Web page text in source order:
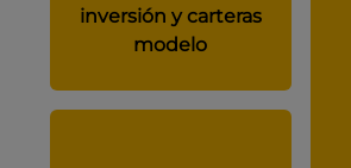
inversión y carteras
modelo